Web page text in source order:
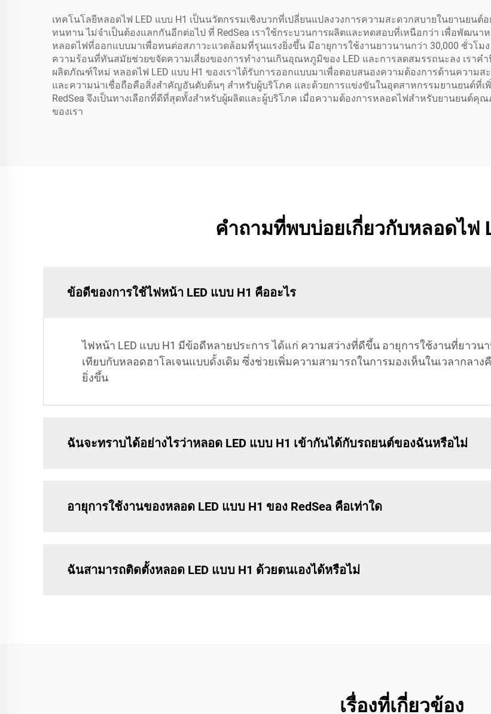
เทคโนโลยีหลอดไฟ LED แบบ H1 เป็นนวัตกรรมเชิงบวกที่เปลี่ยนแปลงวงการความสะดวกสบายในยานย
ทนทาน ไม่จำเป็นต้องแลกกันอีกต่อไป ที่ RedSea เราใช้กระบวนการผลิตและทดสอบที่เหนือกว่า เพื่อพัฒน
หลอดไฟที่ออกแบบมาเพื่อทนต่อสภาวะแวดล้อมที่รุนแรงยิ่งขึ้น มีอายุการใช้งานยาวนานกว่า 30,000 ชั่วโม
ความร้อนที่ทันสมัยช่วยขจัดความเสี่ยงของการทำงานเกินอุณหภูมิของ LED และการลดสมรรถนะลง เราค
ผลิตภัณฑ์ใหม่ หลอดไฟ LED แบบ H1 ของเราได้รับการออกแบบมาเพื่อตอบสนองความต้องการด้านความ
และความน่าเชื่อถือคือสิ่งสำคัญอันดับต้นๆ สำหรับผู้บริโภค และด้วยการแข่งขันในอุตสาหกรรมยานยนต์ที่เ
RedSea จึงเป็นทางเลือกที่ดีที่สุดทั้งสำหรับผู้ผลิตและผู้บริโภค เมื่อความต้องการหลอดไฟสำหรับยานยนต์คุ
ของเรา
คำถามที่พบบ่อยเกี่ยวกับหลอดไฟ
ข้อดีของการใช้ไฟหน้า LED แบบ H1 คืออะไร
ไฟหน้า LED แบบ H1 มีข้อดีหลายประการ ได้แก่ ความสว่างที่ดีขึ้น อายุการใช้งานที่ยาวน
เทียบกับหลอดฮาโลเจนแบบดั้งเดิม ซึ่งช่วยเพิ่มความสามารถในการมองเห็นในเวลากล
ยิ่งขึ้น
ฉันจะทราบได้อย่างไรว่าหลอด LED แบบ H1 เข้ากันได้กับรถยนต์ของฉันหรือไม่
อายุการใช้งานของหลอด LED แบบ H1 ของ RedSea คือเท่าใด
ฉันสามารถติดตั้งหลอด LED แบบ H1 ด้วยตนเองได้หรือไม่
เรื่องที่เกี่ยวข้อง